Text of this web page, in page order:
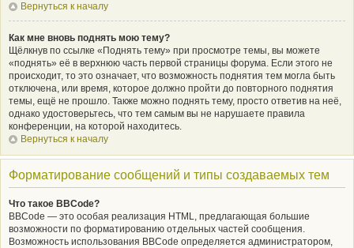
Вернуться к началу
Как мне вновь поднять мою тему?
Щёлкнув по ссылке «Поднять тему» при просмотре темы, вы можете
«поднять» её в верхнюю часть первой страницы форума. Если этого не
происходит, то это означает, что возможность поднятия тем могла быть
отключена, или время, которое должно пройти до повторного поднятия
темы, ещё не прошло. Также можно поднять тему, просто ответив на неё,
однако удостоверьтесь, что тем самым вы не нарушаете правила
конференции, на которой находитесь.
Вернуться к началу
Форматирование сообщений и типы создаваемых тем
Что такое BBCode?
BBCode — это особая реализация HTML, предлагающая большие
возможности по форматированию отдельных частей сообщения.
Возможность использования BBCode определяется администратором,